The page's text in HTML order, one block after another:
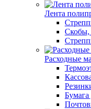
Лента
Скобы,
Расходные
Бумага